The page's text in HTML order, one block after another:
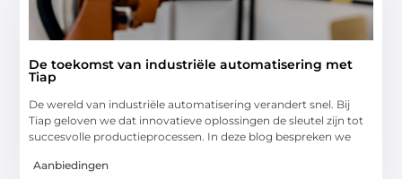
De toekomst van industriële automatisering met
Tiap
De wereld van industriële automatisering verandert snel. Bij
Tiap geloven we dat innovatieve oplossingen de sleutel zijn tot
succesvolle productieprocessen. In deze blog bespreken we
Aanbiedingen